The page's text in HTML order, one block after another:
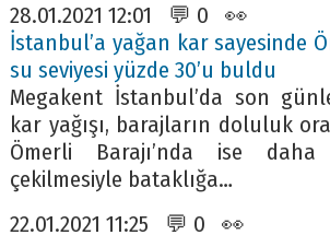
28.01.2021 12:01 💬 0 👀
İstanbul’a yağan kar sayesinde
su seviyesi yüzde 30’u buldu
Megakent İstanbul’da son
kar yağışı, barajların doluluk
Ömerli Barajı’nda ise
çekilmesiyle bataklığa…
22.01.2021 11:25 💬 0 👀